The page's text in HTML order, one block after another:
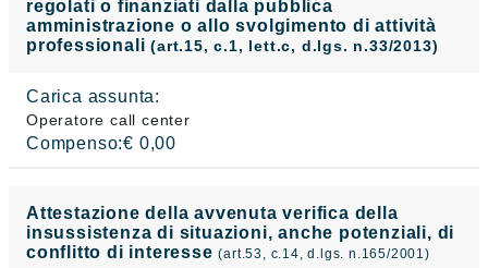
regolati o finanziati dalla pubblica
amministrazione o allo svolgimento di attività
professionali(art.15, c.1, lett.c, d.lgs. n.33/2013)
Carica assunta:
Operatore call center
Compenso:€ 0,00
Attestazione della avvenuta verifica della
insussistenza di situazioni, anche potenziali, di
conflitto di interesse(art.53, c.14, d.lgs. n.165/2001)